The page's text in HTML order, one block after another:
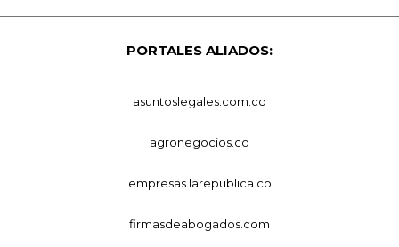
PORTALES ALIADOS:
asuntoslegales.com.co
agronegocios.co
empresas.larepublica.co
firmasdeabogados.com